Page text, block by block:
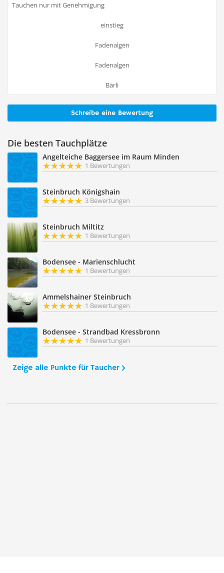
Tauchen nur mit Genehmigung
einstieg
Fadenalgen
Fadenalgen
Bärli
Schreibe eine Bewertung
Die besten Tauchplätze
Angelteiche Baggersee im Raum Minden
1 Bewertungen
Steinbruch Königshain
3 Bewertungen
Steinbruch Miltitz
1 Bewertungen
Bodensee - Marienschlucht
1 Bewertungen
Ammelshainer Steinbruch
1 Bewertungen
Bodensee - Strandbad Kressbronn
1 Bewertungen
Zeige alle Punkte für Taucher